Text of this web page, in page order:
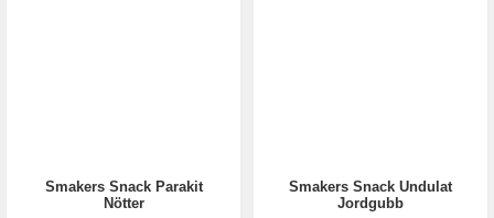
Smakers Snack Parakit
Nötter
Smakers Snack Undulat
Jordgubb